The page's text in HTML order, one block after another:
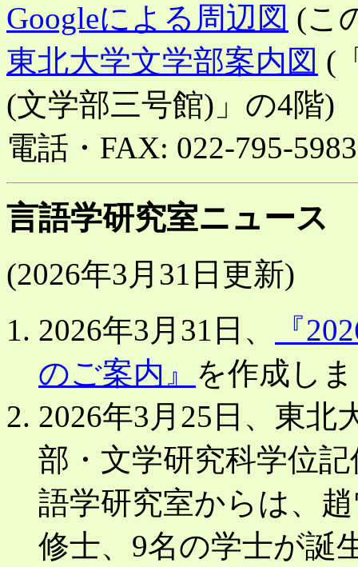
Googleによる周辺図 (こ
東北大学文学部案内図 (
(文学部三号館)」の4階)
電話・FAX: 022-795-5983
言語学研究室ニュース
(2026年3月31日更新)
2026年3月31日、
『
のご案内』 を作成し
2026年3月25日、東北
部・文学研究科学位
語学研究室からは、
修士、9名の学士が誕